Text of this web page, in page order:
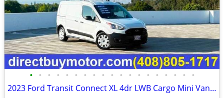
• • • • • • • • • • • • • • • • • • •
2023 Ford Transit Connect XL 4dr LWB Cargo Mini Van w/Rear Doors Carg